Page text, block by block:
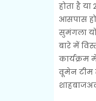
होता है
आसपास
सुमंगला
बारे में
कार्यक्रम
वूमेन टीम